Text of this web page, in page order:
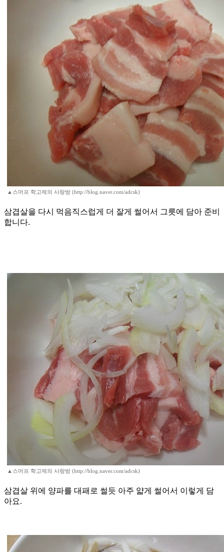
▲스머프 학고제의 사랑방 (http://blog.naver.com/adcsk)
삼겹살을 다시 먹음직스럽게 더 잘게 썰어서 그릇에 담아 준비
합니다.
▲스머프 학고제의 사랑방 (http://blog.naver.com/adcsk)
삼겹살 위에 양파를 대패로 썰듯 아주 얇게 썰어서 이렇게 담
아요.